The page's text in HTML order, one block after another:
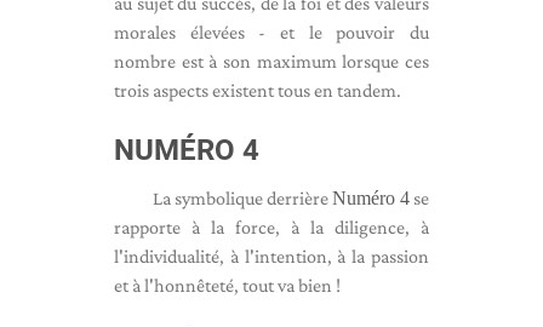
morales élevées - et le pouvoir du
nombre est à son maximum lorsque ces
trois aspects existent tous en tandem.
NUMÉRO 4
La symbolique derrièreNuméro 4 se
rapporte à la force, à la diligence, à
l'individualité, à l'intention, à la passion
et à l'honnêteté, tout va bien !